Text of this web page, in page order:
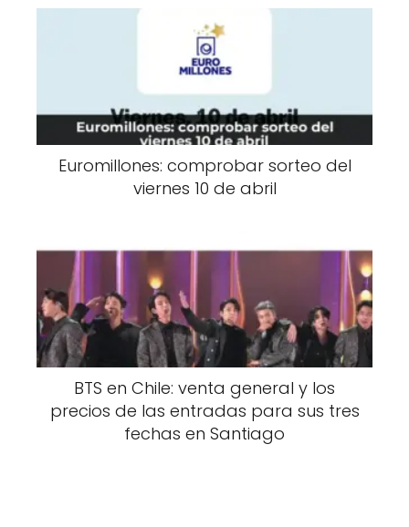
Euromillones: comprobar sorteo del
viernes 10 de abril
BTS en Chile: venta general y los
precios de las entradas para sus tres
fechas en Santiago